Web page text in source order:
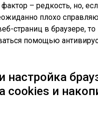
– редкость, но,
плохо
страниц в браузере,
помощью
настройка
cookies и